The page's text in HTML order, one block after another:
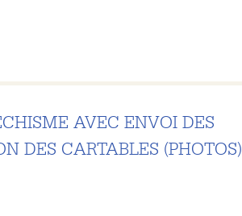
AVEC ENVOI DES
DES CARTABLES (PHOTOS)